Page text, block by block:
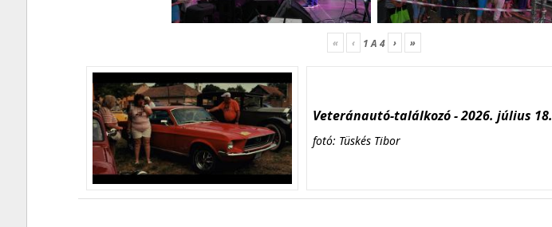
« ‹ 1A 4 › »
Veteránautó-találkozó - 2026. július 18.
fotó: Tüskés Tibor